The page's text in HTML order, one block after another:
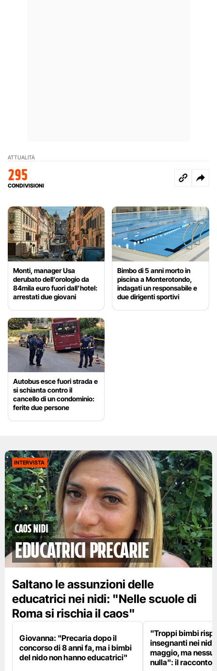
ATTUALITÀ
295
CONDIVISIONI
Monti, manager Usa
derubato dell’orologio da
84mila euro fuori dall’hotel:
arrestati due giovani
Bimbo di 5 anni morto in
piscina a Monterotondo,
indagati un responsabile e
due dirigenti sportivi
Autobus esce fuori strada e
si schianta contro il
cancello di un condominio:
ferite due persone
INTERVISTA
Caos nidi
educatrici precarie
Saltano le assunzioni delle
educatrici nei nidi: "Nelle scuole di
Roma si rischia il caos"
Giovanna: "Precaria dopo il
concorso di 8 anni fa, ma i bimbi
del nido non hanno educatrici"
"Troppi bimbi
insegnanti nei
maggio, ma
nulla": il racconto